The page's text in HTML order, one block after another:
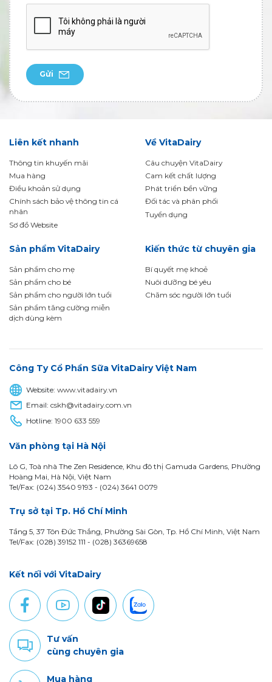
Gửi
Liên kết nhanh
Thông tin khuyến mãi
Mua hàng
Điều khoản sử dụng
Chính sách bảo vệ thông tin cá
nhân
Sơ đồ Website
Về VitaDairy
Câu chuyện VitaDairy
Cam kết chất lượng
Phát triển bền vững
Đối tác và phân phối
Tuyển dụng
Sản phẩm VitaDairy
Sản phẩm cho mẹ
Sản phẩm cho bé
Sản phẩm cho người lớn tuổi
Sản phẩm tăng cường miễn
dịch dùng kèm
Kiến thức từ chuyên gia
Bí quyết mẹ khoẻ
Nuôi dưỡng bé yêu
Chăm sóc người lớn tuổi
Công Ty Cổ Phần Sữa VitaDairy Việt Nam
Website:www.vitadairy.vn
Email:cskh@vitadairy.com.vn
Hotline:1900 633 559
Văn phòng tại Hà Nội
Lô G, Toà nhà The Zen Residence, Khu đô thị Gamuda Gardens, Phường
Hoàng Mai, Hà Nội, Việt Nam
Tel/Fax: (024) 3540 9193 - (024) 3641 0079
Trụ sở tại Tp. Hồ Chí Minh
Tầng 5, 37 Tôn Đức Thắng, Phường Sài Gòn, Tp. Hồ Chí Minh, Việt Nam
Tel/Fax: (028) 39152 111 - (028) 36369658
Kết nối với VitaDairy
Tư vấn
cùng chuyên gia
Mua hàng